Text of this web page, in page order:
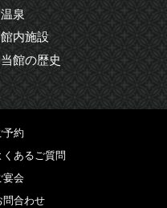
温泉
館内施設
当館の歴史
予約
くあるご質問
宴会
問合わせ